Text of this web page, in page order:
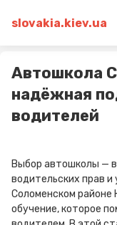
slovakia.kiev.ua
Автошкола
надёжная
водителей
Выбор автошколы —
водительских прав
Соломенском районе
обучение, которое